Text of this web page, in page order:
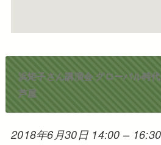
浜矩子さん講演会 グローバル時
芦屋
2018年6月30日 14:00 – 16:30